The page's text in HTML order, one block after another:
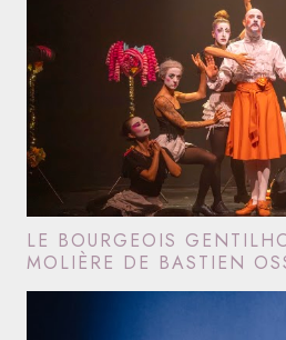
LE BOURGEOIS
MOLIÈRE DE BASTIEN